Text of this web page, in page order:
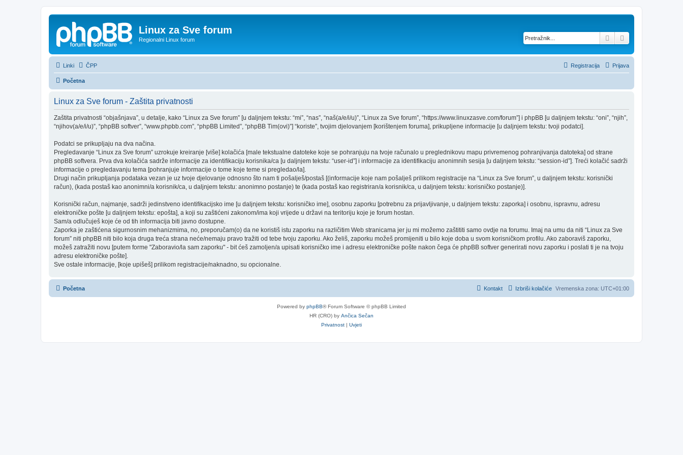
Linux za Sve forum
Regionalni Linux forum Pretražnik
Linki ČPP Prijava
Registracija
Početna
Linux za Sve forum - Zaštita privatnosti
Zaštita privatnosti “objašnjava”, u detalje, kako “Linux za Sve forum” [u daljnjem tekstu: “mi”, “nas”, “naš(a/e/i/u)”, “Linux za Sve forum”, “https://www.linuxzasve.com/forum”] i phpBB [u daljnjem tekstu: “oni”, “njih”,
“njihov(a/e/i/u)”, “phpBB softver”, “www.phpbb.com”, “phpBB Limited”, “phpBB Tim(ovi)”] “koriste”, tvojim djelovanjem [korištenjem foruma], prikupljene informacije [u daljnjem tekstu: tvoji podatci].
Podatci se prikupljaju na dva načina.
Pregledavanje “Linux za Sve forum” uzrokuje kreiranje [više] kolačića [male tekstualne datoteke koje se pohranjuju na tvoje računalo u preglednikovu mapu privremenog pohranjivanja datoteka] od strane
phpBB softvera. Prva dva kolačića sadrže informacije za identifikaciju korisnika/ca [u daljnjem tekstu: “user-id”] i informacije za identifikaciju anonimnih sesija [u daljnjem tekstu: “session-id”]. Treći kolačić sadrži
informacije o pregledavanju tema [pohranjuje informacije o tome koje teme si pregledao/la].
Drugi način prikupljanja podataka vezan je uz tvoje djelovanje odnosno što nam ti pošalješ/postaš [(informacije koje nam pošalješ prilikom registracije na “Linux za Sve forum”, u daljnjem tekstu: korisnički
račun), (kada postaš kao anonimni/a korisnik/ca, u daljnjem tekstu: anonimno postanje) te (kada postaš kao registriran/a korisnik/ca, u daljnjem tekstu: korisničko postanje)].
Korisnički račun, najmanje, sadrži jedinstveno identifikacijsko ime [u daljnjem tekstu: korisničko ime], osobnu zaporku [potrebnu za prijavljivanje, u daljnjem tekstu: zaporka] i osobnu, ispravnu, adresu
elektroničke pošte [u daljnjem tekstu: epošta], a koji su zaštićeni zakonom/ima koji vrijede u državi na teritoriju koje je forum hostan.
Sam/a odlučuješ koje će od tih informacija biti javno dostupne.
Zaporka je zaštićena sigurnosnim mehanizmima, no, preporučam(o) da ne koristiš istu zaporku na različitim Web stranicama jer ju mi možemo zaštititi samo ovdje na forumu. Imaj na umu da niti “Linux za Sve
forum” niti phpBB niti bilo koja druga treća strana neće/nemaju pravo tražiti od tebe tvoju zaporku. Ako želiš, zaporku možeš promijeniti u bilo koje doba u svom korisničkom profilu. Ako zaboraviš zaporku,
možeš zatražiti novu [putem forme "Zaboravio/la sam zaporku" - bit ćeš zamoljen/a upisati korisničko ime i adresu elektroničke pošte nakon čega će phpBB softver generirati novu zaporku i poslati ti je na tvoju
adresu elektroničke pošte].
Sve ostale informacije, [koje upišeš] prilikom registracije/naknadno, su opcionalne.
Početna Vremenska zona: UTC+01:00
Izbriši kolačiće
Kontakt
Powered by phpBB® Forum Software © phpBB Limited
HR (CRO) by Ančica Sečan
Privatnost | Uvjeti